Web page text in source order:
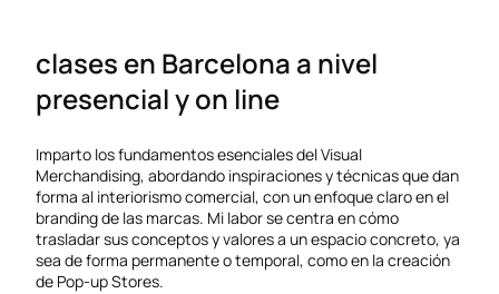
clases en Barcelona a nivel
presencial y on line
Imparto los fundamentos esenciales del Visual
Merchandising, abordando inspiraciones y técnicas que dan
forma al interiorismo comercial, con un enfoque claro en el
branding de las marcas. Mi labor se centra en cómo
trasladar sus conceptos y valores a un espacio concreto, ya
sea de forma permanente o temporal, como en la creación
de Pop-up Stores.